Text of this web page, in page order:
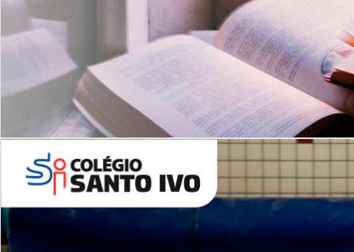
Leituras Literárias
6º AO 9º ANO FUNDAMENTAL
Inglês: Turmas Reduzidas
(Proficiência)
ALUNOS NOVOS
Entre em Contato